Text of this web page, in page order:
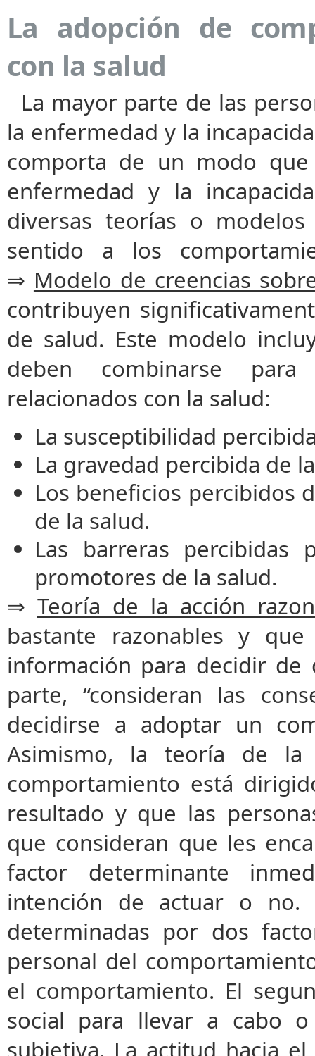
La adopción de
con la salud
La mayor parte de las
la enfermedad y la
comporta de un modo
enfermedad y la
diversas teorías o
sentido a los
⇒ Modelo de creencias
contribuyen
de salud. Este modelo
deben combinarse
relacionados con la salud:
La susceptibilidad
La gravedad percibida de
Los beneficios percibidos
de la salud.
Las barreras percibidas
promotores de la salud.
⇒ Teoría de la acción
bastante razonables y
información para decidir
parte, “consideran las
decidirse a adoptar un
Asimismo, la teoría de la
comportamiento está
resultado y que las
que consideran que les
factor determinante
intención de actuar o no.
determinadas por dos
personal del
el comportamiento. El
social para llevar a cabo
subjetiva. La actitud hacia